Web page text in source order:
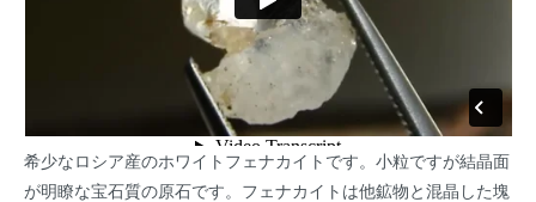
希少なロシア産のホワイトフェナカイトです。小粒ですが結晶面
が明瞭な宝石質の原石です。フェナカイトは他鉱物と混晶した塊